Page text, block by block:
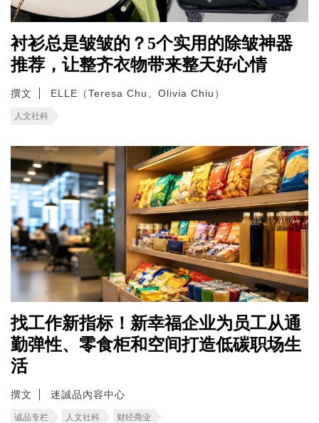
衬衫总是皱皱的？5个实用的除皱神器
推荐，让整齐衣物带来整天好心情
撰文 ELLE（Teresa Chu、Olivia Chiu）
人文社科
找工作新指标！新幸福企业为员工从通
勤弹性、零食柜和空间打造低碳职场生
活
撰文 迷誠品內容中心
诚品专栏 人文社科 财经商业